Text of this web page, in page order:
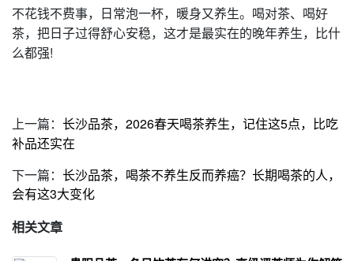
不花钱不费事，日常泡一杯，暖身又养生。喝对茶、喝好
茶，把日子过得舒心安稳，这才是最实在的晚年养生，比什
么都强!
上一篇： 长沙品茶，2026春天喝茶养生，记住这5点，比吃
补品还实在
下一篇： 长沙品茶，喝茶不养生反而养癌？长期喝茶的人，
会有这3大变化
相关文章